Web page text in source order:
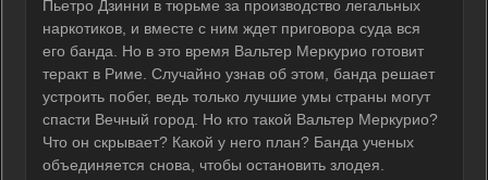
Пьетро Дзинни в тюрьме за производство легальных
наркотиков, и вместе с ним ждет приговора суда вся
его банда. Но в это время Вальтер Меркурио готовит
теракт в Риме. Случайно узнав об этом, банда решает
устроить побег, ведь только лучшие умы страны могут
спасти Вечный город. Но кто такой Вальтер Меркурио?
Что он скрывает? Какой у него план? Банда ученых
объединяется снова, чтобы остановить злодея.